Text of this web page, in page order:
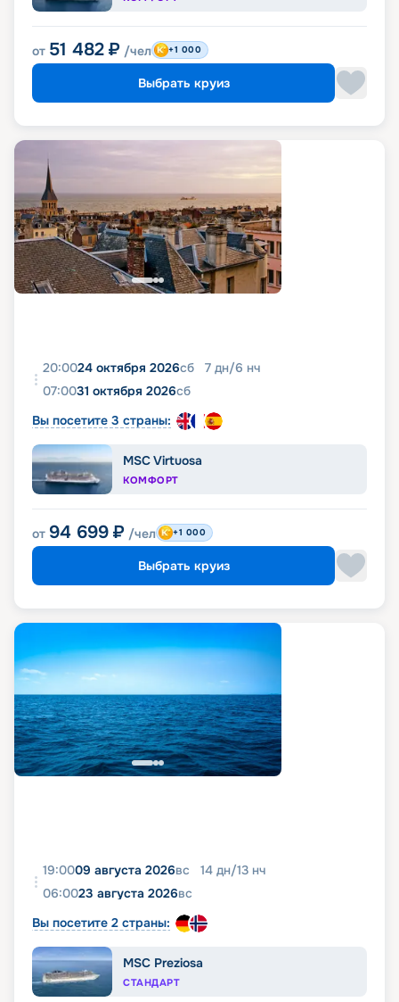
от 51 482 ₽ /чел +1 000
Выбрать круиз
20:0024 октября 2026сб 7 дн/6 нч
07:0031 октября 2026сб
Вы посетите 3 страны:
MSC Virtuosa
КОМФОРТ
от 94 699 ₽ /чел +1 000
Выбрать круиз
19:0009 августа 2026вс 14 дн/13 нч
06:0023 августа 2026вс
Вы посетите 2 страны:
MSC Preziosa
СТАНДАРТ